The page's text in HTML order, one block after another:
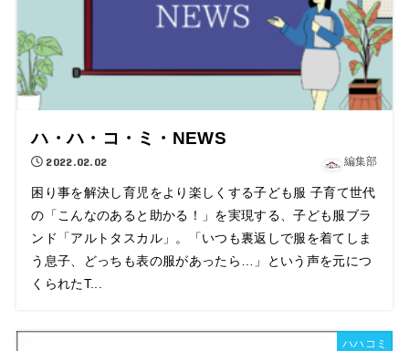
ハ・ハ・コ・ミ・NEWS
2022.02.02 編集部
困り事を解決し育児をより楽しくする子ども服 子育て世代
の「こんなのあると助かる！」を実現する、子ども服ブラ
ンド「アルトタスカル」。「いつも裏返しで服を着てしま
う息子、どっちも表の服があったら…」という声を元につ
くられたT...
ハハコミ